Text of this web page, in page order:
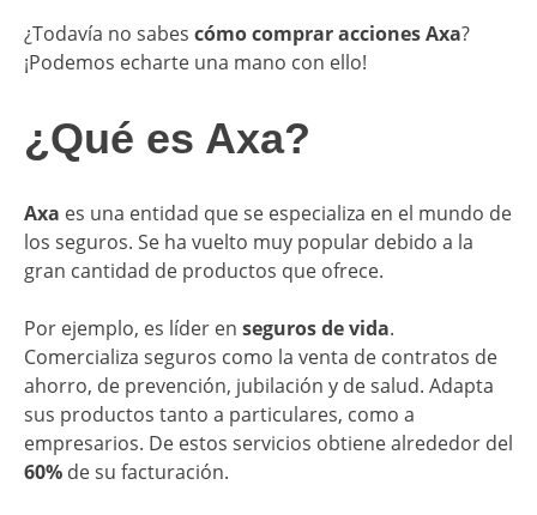
¿Todavía no sabes cómo comprar acciones Axa?
¡Podemos echarte una mano con ello!
​¿Qué es Axa?
Axa es una entidad que se especializa en el mundo de
los seguros. Se ha vuelto muy popular debido a la
gran cantidad de productos que ofrece.
Por ejemplo, es líder en seguros de vida.
Comercializa seguros como la venta de contratos de
ahorro, de prevención, jubilación y de salud. Adapta
sus productos tanto a particulares, como a
empresarios. De estos servicios obtiene alrededor del
60% de su facturación.